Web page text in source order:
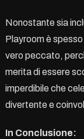
Nonostante sia
Playroom è
vero peccato,
merita di essere
imperdibile che
divertente e
In Conclusione: